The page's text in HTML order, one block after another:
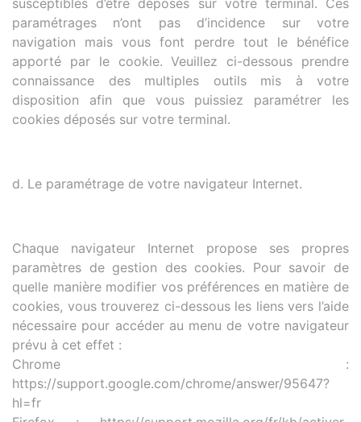
paramétrages n’ont pas d’incidence sur votre
navigation mais vous font perdre tout le bénéfice
apporté par le cookie. Veuillez ci-dessous prendre
connaissance des multiples outils mis à votre
disposition afin que vous puissiez paramétrer les
cookies déposés sur votre terminal.
d. Le paramétrage de votre navigateur Internet.
Chaque navigateur Internet propose ses propres
paramètres de gestion des cookies. Pour savoir de
quelle manière modifier vos préférences en matière de
cookies, vous trouverez ci-dessous les liens vers l’aide
nécessaire pour accéder au menu de votre navigateur
prévu à cet effet :
Chrome :
https://support.google.com/chrome/answer/95647?
hl=fr